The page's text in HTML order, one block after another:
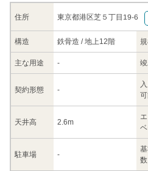
住所 東京都港区芝５丁目19-6
構造 鉄骨造 / 地上12階
主な用途 -
契約形態 -
天井高 2.6m
駐車場 -
数